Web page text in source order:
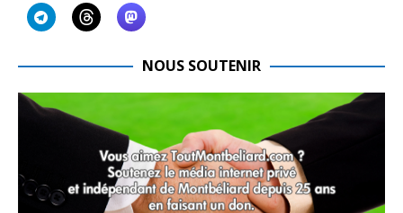
NOUS SOUTENIR